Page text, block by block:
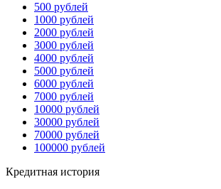
500 рублей
1000 рублей
2000 рублей
3000 рублей
4000 рублей
5000 рублей
6000 рублей
7000 рублей
10000 рублей
30000 рублей
70000 рублей
100000 рублей
Кредитная история